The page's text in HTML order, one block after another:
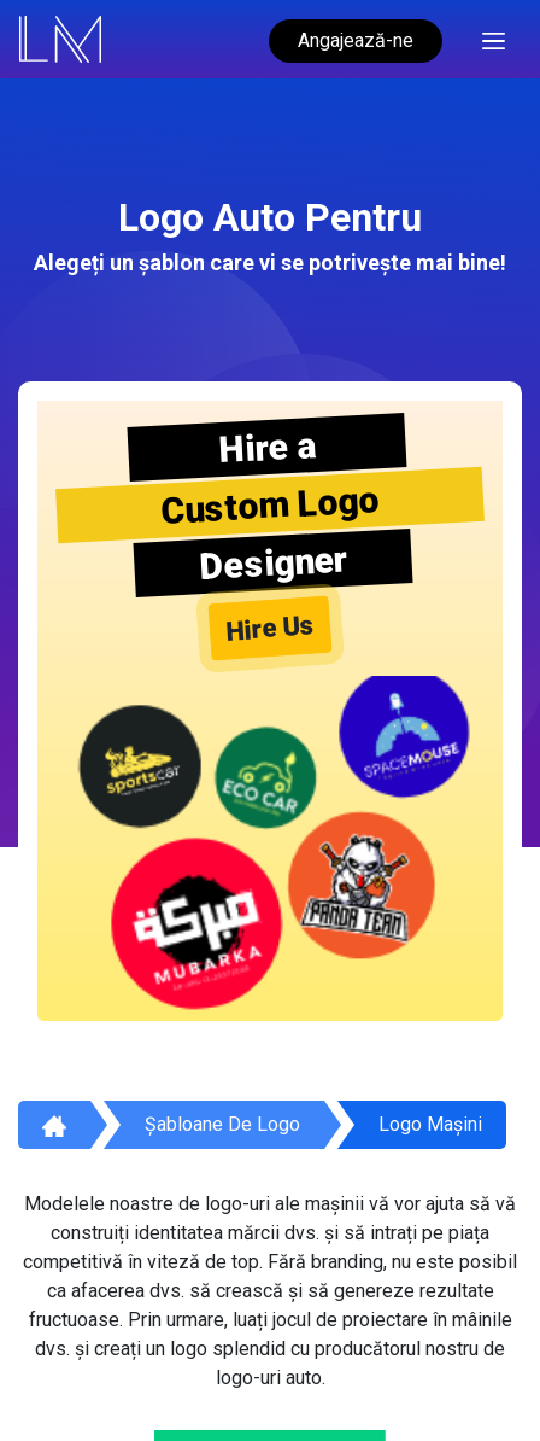
Angajează-ne
Logo Auto Pentru
Alegeți un șablon care vi se potrivește mai bine!
Hire a
Custom Logo
Designer
Hire Us
Șabloane De Logo Logo Mașini
Modelele noastre de logo-uri ale mașinii vă vor ajuta să vă
construiți identitatea mărcii dvs. și să intrați pe piața
competitivă în viteză de top. Fără branding, nu este posibil
ca afacerea dvs. să crească și să genereze rezultate
fructuoase. Prin urmare, luați jocul de proiectare în mâinile
dvs. și creați un logo splendid cu producătorul nostru de
logo-uri auto.